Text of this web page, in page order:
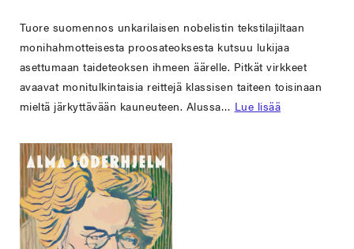
Tuore suomennos unkarilaisen nobelistin tekstilajiltaan
monihahmotteisesta proosateoksesta kutsuu lukijaa
asettumaan taideteoksen ihmeen äärelle. Pitkät virkkeet
avaavat monitulkintaisia reittejä klassisen taiteen toisinaan
mieltä järkyttävään kauneuteen. Alussa… Lue lisää